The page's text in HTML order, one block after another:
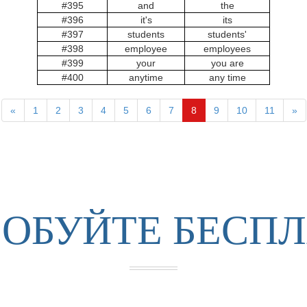
#395
and
the
#396
it's
its
#397
students
students'
#398
employee
employees
#399
your
you are
#400
anytime any time
« 1 2 3 4 5 6 7 8 9 10 11 »